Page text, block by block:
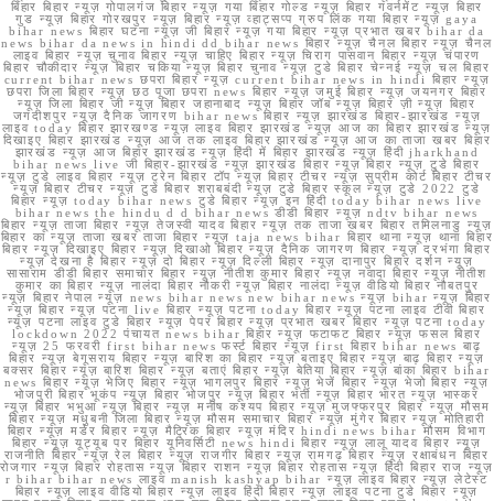
बिहार बिहार न्यूज़ गोपालगंज बिहार न्यूज़ गया बिहार गोल्ड न्यूज़ बिहार गवर्नमेंट न्यूज़ बिहार
गुड न्यूज़ बिहार गोरखपुर न्यूज़ बिहार न्यूज़ व्हाट्सप्प ग्रुप लिंक गया बिहार न्यूज़ gaya
bihar news बिहार घटना न्यूज़ जी बिहार न्यूज़ गया बिहार न्यूज़ प्रभात खबर bihar da
news bihar da news in hindi dd bihar news बिहार न्यूज़ चैनल बिहार न्यूज़ चैनल
लाइव बिहार न्यूज़ चुनाव बिहार न्यूज़ चाहिए बिहार न्यूज़ चिराग पासवान बिहार न्यूज़ चंपारण
बिहार चौकीदार न्यूज़ बिहार चकिया न्यूज़ बिहार चुनाव न्यूज़ टुडे बिहार चेन्नई न्यूज़ चल बिहार
current bihar news छपरा बिहार न्यूज़ current bihar news in hindi बिहार न्यूज़
छपरा जिला बिहार न्यूज़ छठ पूजा छपरा news बिहार न्यूज़ जमुई बिहार न्यूज़ जयनगर बिहार
न्यूज़ जिला बिहार जी न्यूज़ बिहार जहानाबाद न्यूज़ बिहार जॉब न्यूज़ बिहार ज़ी न्यूज़ बिहार
जगदीशपुर न्यूज़ दैनिक जागरण bihar news बिहार न्यूज़ झारखंड बिहार-झारखंड न्यूज़
लाइव today बिहार झारखण्ड न्यूज़ लाइव बिहार झारखंड न्यूज़ आज का बिहार झारखंड न्यूज़
दिखाइए बिहार झारखंड न्यूज़ आज तक लाइव बिहार झारखंड न्यूज़ आज का ताजा खबर बिहार
झारखंड न्यूज़ आज बिहार झारखंड न्यूज़ हिंदी में बिहार झारखंड न्यूज़ हिंदी jharkhand
bihar news live जी बिहार-झारखंड न्यूज़ झारखंड बिहार न्यूज़ बिहार न्यूज़ टुडे बिहार
न्यूज़ टुडे लाइव बिहार न्यूज़ ट्रेन बिहार टॉप न्यूज़ बिहार टीचर न्यूज़ सुप्रीम कोर्ट बिहार टीचर
न्यूज़ बिहार टीचर न्यूज़ टुडे बिहार शराबबंदी न्यूज़ टुडे बिहार स्कूल न्यूज़ टुडे 2022 टुडे
बिहार न्यूज़ today bihar news टुडे बिहार न्यूज़ इन हिंदी today bihar news live
bihar news the hindu d d bihar news डीडी बिहार न्यूज़ ndtv bihar news
बिहार न्यूज़ ताजा बिहार न्यूज़ तेजस्वी यादव बिहार न्यूज़ तक ताजा खबर बिहार तमिलनाडु न्यूज़
बिहार का न्यूज़ ताजा खबर ताजा बिहार न्यूज़ taja news bihar बिहार थाना न्यूज़ थाना बिहार
बिहार न्यूज़ दिखाइए बिहार न्यूज़ दिखाओ बिहार न्यूज़ दैनिक जागरण बिहार न्यूज़ दरभंगा बिहार
न्यूज़ देखना है बिहार न्यूज़ दो बिहार न्यूज़ दिल्ली बिहार न्यूज़ दानापुर बिहार दर्शन न्यूज़
सासाराम डीडी बिहार समाचार बिहार न्यूज़ नीतीश कुमार बिहार न्यूज़ नवादा बिहार न्यूज़ नीतीश
कुमार का बिहार न्यूज़ नालंदा बिहार नौकरी न्यूज़ बिहार नालंदा न्यूज़ वीडियो बिहार नौबतपुर
न्यूज़ बिहार नेपाल न्यूज़ news bihar news new bihar news न्यूज़ bihar न्यूज़ बिहार
न्यूज़ बिहार न्यूज़ पटना live बिहार न्यूज़ पटना today बिहार न्यूज़ पटना लाइव टीवी बिहार
न्यूज़ पटना लाइव टुडे बिहार न्यूज़ पेपर बिहार न्यूज़ प्रभात खबर बिहार न्यूज़ पटना today
lockdown 2022 पंचायत news bihar बिहार न्यूज़ फटाफट बिहार न्यूज़ फसल बिहार
न्यूज़ 25 फरवरी first bihar news फर्स्ट बिहार न्यूज़ first बिहार bihar news बाढ़
बिहार न्यूज़ बेगूसराय बिहार न्यूज़ बारिश का बिहार न्यूज़ बताइए बिहार न्यूज़ बाढ़ बिहार न्यूज़
बक्सर बिहार न्यूज़ बारिश बिहार न्यूज़ बताएं बिहार न्यूज़ बेतिया बिहार न्यूज़ बांका बिहार bihar
news बिहार न्यूज़ भेजिए बिहार न्यूज़ भागलपुर बिहार न्यूज़ भेजें बिहार न्यूज़ भेजो बिहार न्यूज़
भोजपुरी बिहार भूकंप न्यूज़ बिहार भोजपुर न्यूज़ बिहार भर्ती न्यूज़ बिहार भारत न्यूज़ भास्कर
न्यूज़ बिहार भभुआ न्यूज़ बिहार न्यूज़ मनीष कश्यप बिहार न्यूज़ मुजफ्फरपुर बिहार न्यूज़ मौसम
बिहार न्यूज़ मधुबनी जिला बिहार न्यूज़ मौसम समाचार बिहार न्यूज़ मुंगेर बिहार न्यूज़ मोतिहारी
बिहार न्यूज़ मर्डर बिहार न्यूज़ मैट्रिक बिहार न्यूज़ मंदिर hindi news bihar मौसम विभाग
बिहार न्यूज़ यूट्यूब पर बिहार यूनिवर्सिटी news hindi बिहार न्यूज़ लालू यादव बिहार न्यूज़
राजनीति बिहार न्यूज़ रेल बिहार न्यूज़ राजगीर बिहार न्यूज़ रामगढ़ बिहार न्यूज़ रक्षाबंधन बिहार
रोजगार न्यूज़ बिहार रोहतास न्यूज़ बिहार राशन न्यूज़ बिहार रोहतास न्यूज़ हिंदी बिहार राज न्यूज़
r bihar bihar news लाइव manish kashyap bihar न्यूज़ लाइव बिहार न्यूज़ लेटेस्ट
बिहार न्यूज़ लाइव वीडियो बिहार न्यूज़ लाइव हिंदी बिहार न्यूज़ लाइव पटना टुडे बिहार न्यूज़